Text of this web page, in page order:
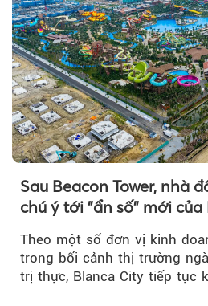
Sau Beacon Tower, nhà
chú ý tới "ẩn số" mới
Theo một số đơn vị kinh
trong bối cảnh thị trường
trị thực, Blanca City tiếp tục